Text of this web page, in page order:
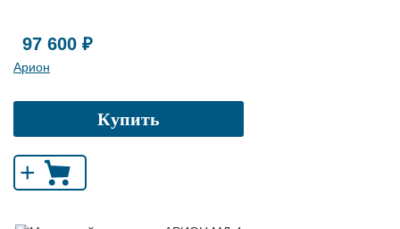
97 600 ₽
Арион
Купить
+